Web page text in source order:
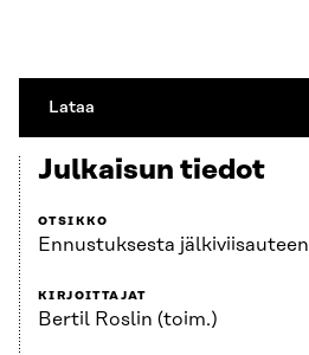
Lataa
Julkaisun tiedot
OTSIKKO
Ennustuksesta jälkiviisauteen
KIRJOITTAJAT
Bertil Roslin (toim.)